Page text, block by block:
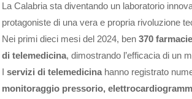
La Calabria sta diventando un laboratorio
protagoniste di una vera e propria rivoluzione
Nei primi dieci mesi del 2024, ben 370 farmacie
di telemedicina, dimostrando l’efficacia di un
I servizi di telemedicina hanno registrato
monitoraggio pressorio,